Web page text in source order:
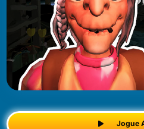
Jogue